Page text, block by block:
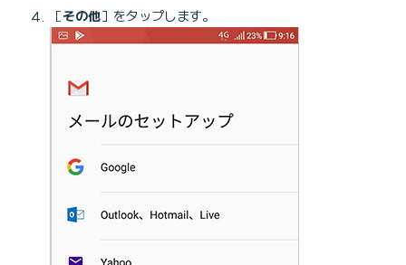
［その他］をタップします。